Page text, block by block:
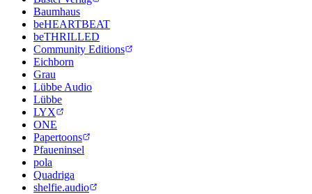
Baumhaus
beHEARTBEAT
beTHRILLED
Community Editions
Eichborn
Grau
Lübbe Audio
Lübbe
LYX
ONE
Papertoons
Pfaueninsel
pola
Quadriga
shelfie.audio